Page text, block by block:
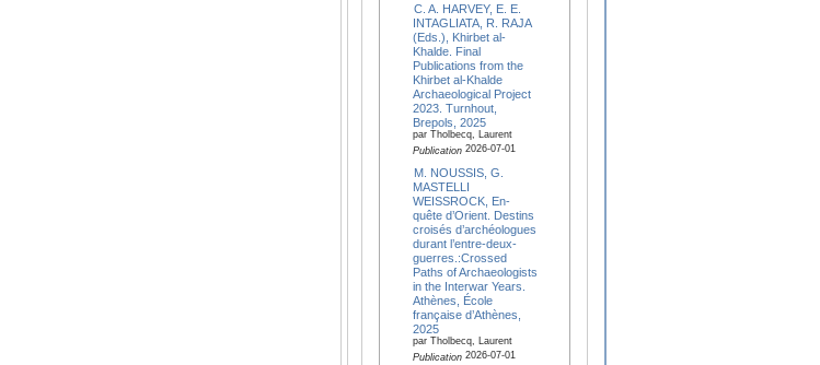
C. A. HARVEY, E. E.
INTAGLIATA, R. RAJA
(Eds.), Khirbet al-
Khalde. Final
Publications from the
Khirbet al-Khalde
Archaeological Project
2023. Turnhout,
Brepols, 2025
par Tholbecq, Laurent
Publication2026-07-01
M. NOUSSIS, G.
MASTELLI
WEISSROCK, En-
quête d’Orient. Destins
croisés d’archéologues
durant l’entre-deux-
guerres.:Crossed
Paths of Archaeologists
in the Interwar Years.
Athènes, École
française d’Athènes,
2025
par Tholbecq, Laurent
Publication2026-07-01